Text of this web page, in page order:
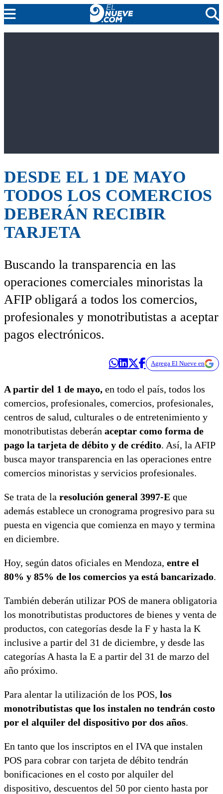
DESDE EL 1 DE MAYO
TODOS LOS COMERCIOS
DEBERÁN RECIBIR
TARJETA
Buscando la transparencia en las
operaciones comerciales minoristas la
AFIP obligará a todos los comercios,
profesionales y monotributistas a aceptar
pagos electrónicos.
Agrega El Nueve en
A partir del 1 de mayo, en todo el país, todos los
comercios, profesionales, comercios, profesionales,
centros de salud, culturales o de entretenimiento y
monotributistas deberán aceptar como forma de
pago la tarjeta de débito y de crédito. Así, la AFIP
busca mayor transparencia en las operaciones entre
comercios minoristas y servicios profesionales.
Se trata de la resolución general 3997-E que
además establece un cronograma progresivo para su
puesta en vigencia que comienza en mayo y termina
en diciembre.
Hoy, según datos oficiales en Mendoza, entre el
80% y 85% de los comercios ya está bancarizado.
También deberán utilizar POS de manera obligatoria
los monotributistas productores de bienes y venta de
productos, con categorías desde la F y hasta la K
inclusive a partir del 31 de diciembre, y desde las
categorías A hasta la E a partir del 31 de marzo del
año próximo.
Para alentar la utilización de los POS, los
monotributistas que los instalen no tendrán costo
por el alquiler del dispositivo por dos años.
En tanto que los inscriptos en el IVA que instalen
POS para cobrar con tarjeta de débito tendrán
bonificaciones en el costo por alquiler del
dispositivo, descuentos del 50 por ciento hasta por